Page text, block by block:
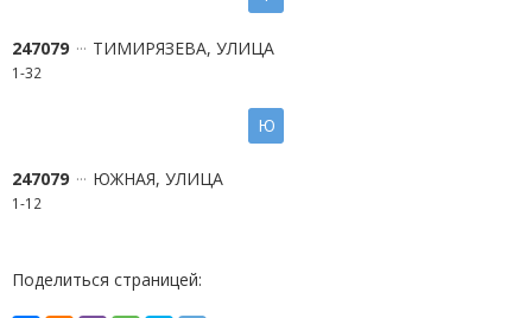
247079 ТИМИРЯЗЕВА, УЛИЦА
1-32
Ю
247079 ЮЖНАЯ, УЛИЦА
1-12
Поделиться страницей: